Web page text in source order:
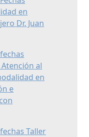
en
Dr. Juan
fechas
al
en
e
fechas Taller